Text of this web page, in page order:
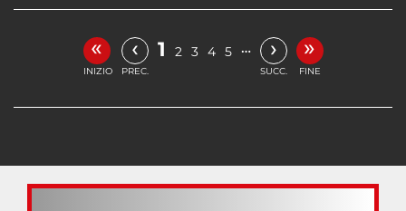
«
INIZIO
‹
PREC.
1 2 3 4 5 … ›
SUCC.
»
FINE